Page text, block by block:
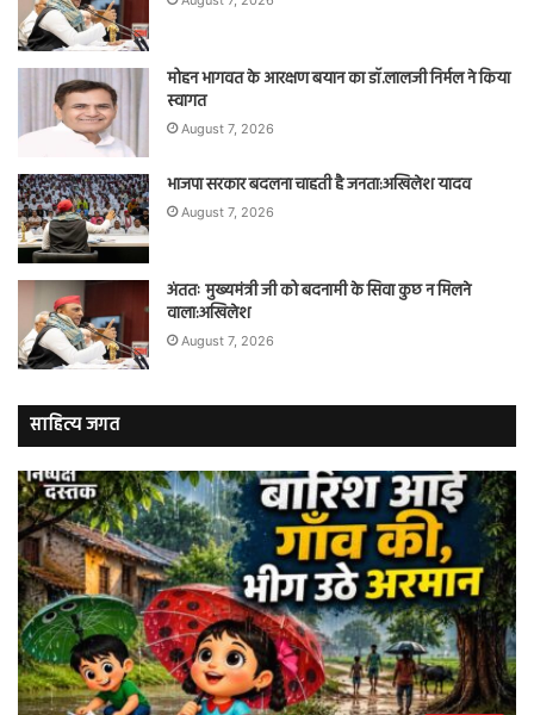
मोहन भागवत के आरक्षण बयान का डॉ.लालजी निर्मल ने किया
स्वागत
August 7, 2026
भाजपा सरकार बदलना चाहती है जनता:अखिलेश यादव
August 7, 2026
अंततः मुख्यमंत्री जी को बदनामी के सिवा कुछ न मिलने
वाला:अखिलेश
August 7, 2026
साहित्य जगत